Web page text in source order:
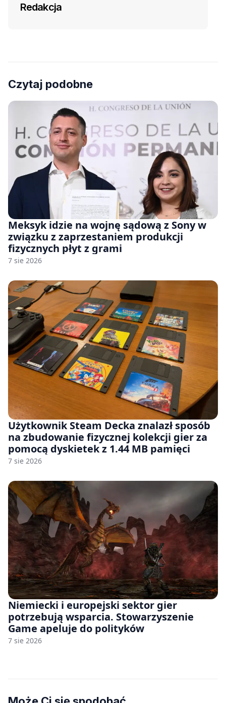
Redakcja
Czytaj podobne
Meksyk idzie na wojnę sądową z Sony w
związku z zaprzestaniem produkcji
fizycznych płyt z grami
7 sie 2026
Użytkownik Steam Decka znalazł sposób
na zbudowanie fizycznej kolekcji gier za
pomocą dyskietek z 1.44 MB pamięci
7 sie 2026
Niemiecki i europejski sektor gier
potrzebują wsparcia. Stowarzyszenie
Game apeluje do polityków
7 sie 2026